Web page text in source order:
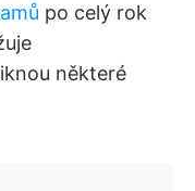
po celý rok
některé